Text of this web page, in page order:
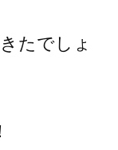
たでしょ